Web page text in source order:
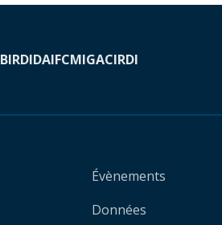
BIRDIDAIFCMIGACIRDI
Évènements
Données